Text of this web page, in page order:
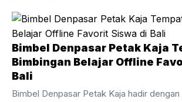
Bimbel Denpasar Petak Kaja
Bimbingan Belajar Offline
Bali
Bimbel Denpasar Petak Kaja hadir